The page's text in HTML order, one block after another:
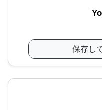
保存し